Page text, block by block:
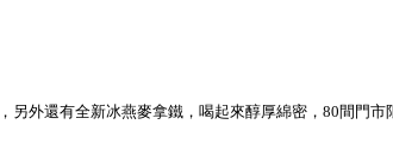
外還有全新冰燕麥拿鐵，喝起來醇厚綿密，80間門